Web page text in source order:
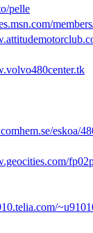
pelle
eskoa/